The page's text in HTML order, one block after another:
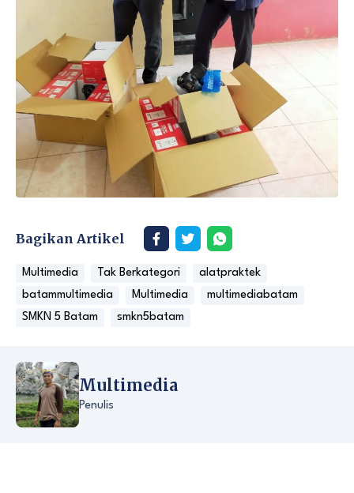
Bagikan Artikel
Multimedia Tak Berkategori
alatpraktek
batammultimedia
Multimedia
multimediabatam
SMKN 5 Batam
smkn5batam
Multimedia
Penulis